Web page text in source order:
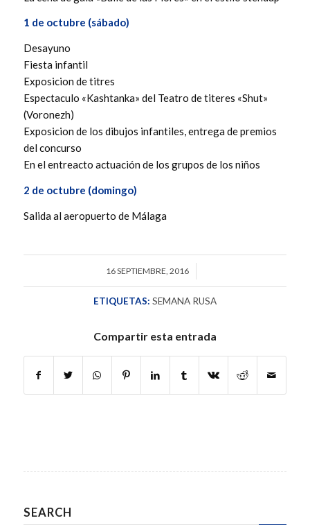
1 de octubre (sábado)
Desayuno
Fiesta infantil
Exposicion de titres
Espectaculo «Kashtanka» del Teatro de titeres «Shut»
(Voronezh)
Exposicion de los dibujos infantiles, entrega de premios
del concurso
En el entreacto actuación de los grupos de los niños
2 de octubre (domingo)
Salida al aeropuerto de Málaga
16 SEPTIEMBRE, 2016
/
ETIQUETAS: SEMANA RUSA
Compartir esta entrada
SEARCH